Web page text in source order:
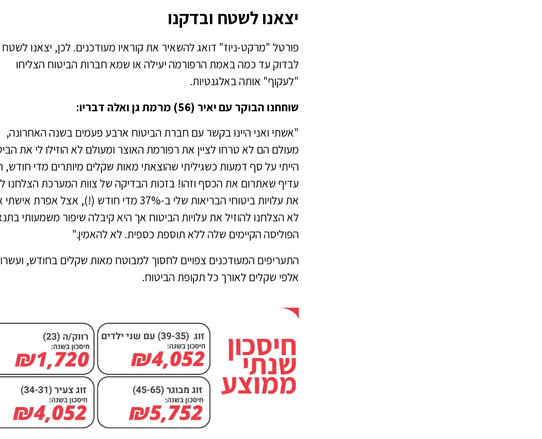
יצאנו לשטח ובדקנו
פורטל "מרקט-ניוז" דואג להשאיר את קוראיו מעודכנים. לכן, יצאנו לשטח
לבדוק עד כמה באמת הרפורמה יעילה או שמא חברות הביטוח הצליחו
"לעקוף" אותה באלגנטיות.
שוחחנו הבוקר עם יאיר (56) מרמת גן ואלה דבריו:
"אשתי ואני היינו בקשר עם חברת הביטוח ארבע פעמים בשנה האחרונה,
מעולם הם לא טרחו לציין את רפורמת האוצר ומעולם לא הוזילו לי את
הייתי על סף דמעות כשגיליתי שהוצאתי מאות שקלים מיותרים מדי חודש,
עדיף שאתרום את הכסף וזהו! בזכות הבדיקה של צוות המערכת הצלחנו
את עלויות ביטוחי הבריאות שלי ב-37% מדי חודש (!), אצל אפרת
לא הצלחנו להוזיל את עלויות הביטוח אך היא קיבלה שיפור משמעותי
הפוליסה הקיימים שלה ללא תוספת כספית. לא להאמין."
התעריפים המעודכנים צפויים לחסוך למבוטח מאות שקלים בחודש,
אלפי שקלים לאורך כל תקופת הביטוח.